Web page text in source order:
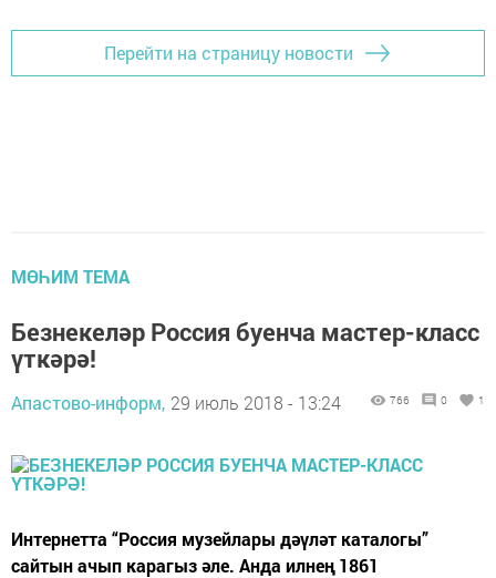
Перейти на страницу новости
МӨҺИМ ТЕМА
Безнекеләр Россия буенча мастер-класс
үткәрә!
Апастово-информ, 29 июль 2018 - 13:24 766 0 1
Интернетта “Россия музейлары дәүләт каталогы”
сайтын ачып карагыз әле. Анда илнең 1861